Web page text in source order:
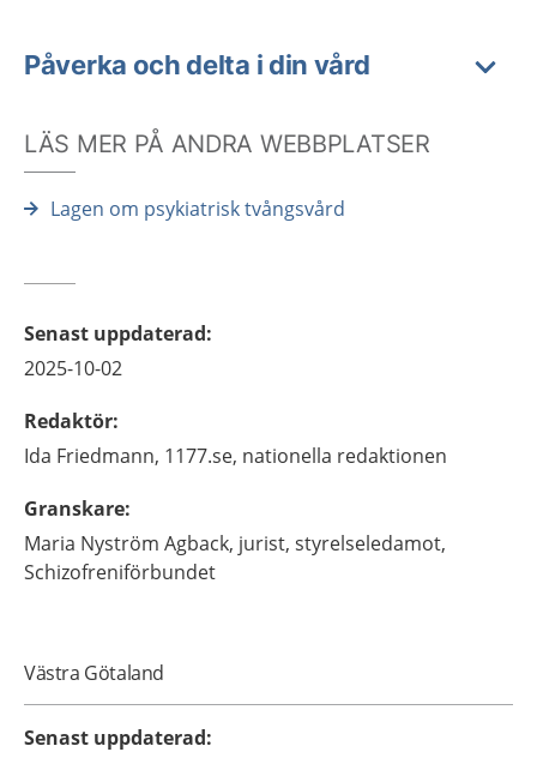
Påverka och delta i din vård
LÄS MER PÅ ANDRA WEBBPLATSER
Lagen om psykiatrisk tvångsvård
Senast uppdaterad:
2025-10-02
Redaktör:
Ida Friedmann, 1177.se, nationella redaktionen
Granskare:
Maria Nyström Agback, jurist, styrelseledamot,
Schizofreniförbundet
Västra Götaland
Senast uppdaterad: